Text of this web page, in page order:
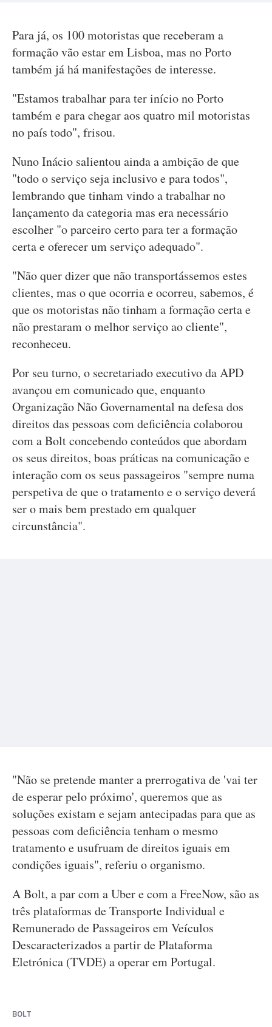
Para já, os 100 motoristas que receberam a
formação vão estar em Lisboa, mas no Porto
também já há manifestações de interesse.
"Estamos trabalhar para ter início no Porto
também e para chegar aos quatro mil motoristas
no país todo", frisou.
Nuno Inácio salientou ainda a ambição de que
"todo o serviço seja inclusivo e para todos",
lembrando que tinham vindo a trabalhar no
lançamento da categoria mas era necessário
escolher "o parceiro certo para ter a formação
certa e oferecer um serviço adequado".
"Não quer dizer que não transportássemos estes
clientes, mas o que ocorria e ocorreu, sabemos, é
que os motoristas não tinham a formação certa e
não prestaram o melhor serviço ao cliente",
reconheceu.
Por seu turno, o secretariado executivo da APD
avançou em comunicado que, enquanto
Organização Não Governamental na defesa dos
direitos das pessoas com deficiência colaborou
com a Bolt concebendo conteúdos que abordam
os seus direitos, boas práticas na comunicação e
interação com os seus passageiros "sempre numa
perspetiva de que o tratamento e o serviço deverá
ser o mais bem prestado em qualquer
circunstância".
"Não se pretende manter a prerrogativa de 'vai ter
de esperar pelo próximo', queremos que as
soluções existam e sejam antecipadas para que as
pessoas com deficiência tenham o mesmo
tratamento e usufruam de direitos iguais em
condições iguais", referiu o organismo.
A Bolt, a par com a Uber e com a FreeNow, são as
três plataformas de Transporte Individual e
Remunerado de Passageiros em Veículos
Descaracterizados a partir de Plataforma
Eletrónica (TVDE) a operar em Portugal.
BOLT